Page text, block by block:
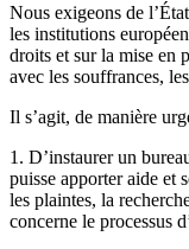
Nous exigeons de
les institutions
droits et sur la mise en
avec les souffrances,
Il s’agit, de manière
1. D’instaurer un
puisse apporter aide et
les plaintes, la
concerne le processus